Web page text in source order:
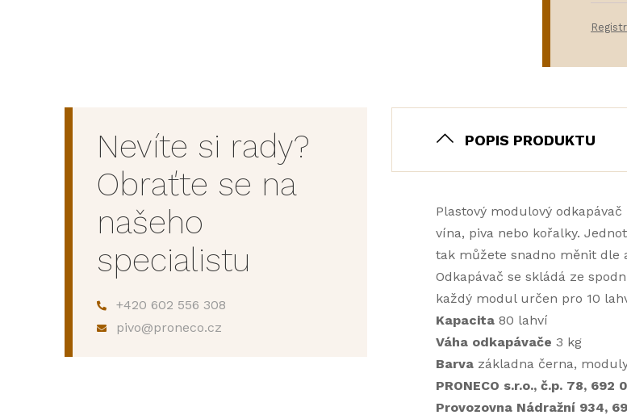
Nevíte si rady?
Obraťte se na
našeho
specialistu
+420 602 556 308
pivo@proneco.cz
POPIS PRODUKTU
Plastový modulový
vína, piva nebo kořalky.
tak můžete snadno měnit dle
Odkapávač se skládá ze
každý modul určen pro 10
Kapacita 80 lahví
Váha odkapávače 3 kg
Barva základna černa,
PRONECO s.r.o., č.p. 78, 692
Provozovna Nádražní 934,